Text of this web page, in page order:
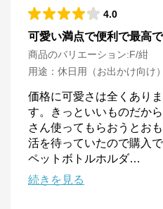
4.0
可愛い満点で便利で最高
商品のバリエーション:F/紺
用途 ： 休日用（お出かけ向け）
価格に可愛さは全くあり
す。きっといいものだか
さん使ってもらおうとお
活を待っていたので購入
ペットボトルホルダ…
続きを見る